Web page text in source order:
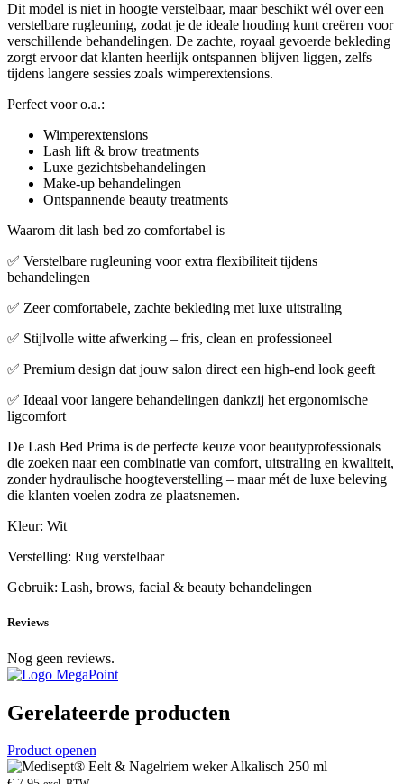
Dit model is niet in hoogte verstelbaar, maar beschikt wél over een
verstelbare rugleuning, zodat je de ideale houding kunt creëren voor
verschillende behandelingen. De zachte, royaal gevoerde bekleding
zorgt ervoor dat klanten heerlijk ontspannen blijven liggen, zelfs
tijdens langere sessies zoals wimperextensions.
Perfect voor o.a.:
Wimperextensions
Lash lift & brow treatments
Luxe gezichtsbehandelingen
Make-up behandelingen
Ontspannende beauty treatments
Waarom dit lash bed zo comfortabel is
✅ Verstelbare rugleuning voor extra flexibiliteit tijdens
behandelingen
✅ Zeer comfortabele, zachte bekleding met luxe uitstraling
✅ Stijlvolle witte afwerking – fris, clean en professioneel
✅ Premium design dat jouw salon direct een high-end look geeft
✅ Ideaal voor langere behandelingen dankzij het ergonomische
ligcomfort
De Lash Bed Prima is de perfecte keuze voor beautyprofessionals
die zoeken naar een combinatie van comfort, uitstraling en kwaliteit,
zonder hydraulische hoogteverstelling – maar mét de luxe beleving
die klanten voelen zodra ze plaatsnemen.
Kleur: Wit
Verstelling: Rug verstelbaar
Gebruik: Lash, brows, facial & beauty behandelingen
Reviews
Nog geen reviews.
Gerelateerde producten
Product openen